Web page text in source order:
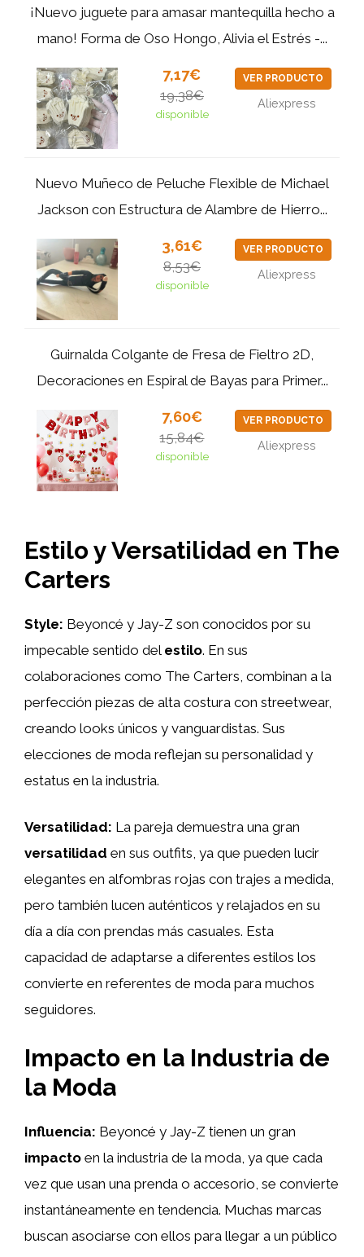
¡Nuevo juguete para amasar mantequilla hecho a
mano! Forma de Oso Hongo, Alivia el Estrés -...
7,17€
19,38€
disponible
VER PRODUCTO
Aliexpress
Nuevo Muñeco de Peluche Flexible de Michael
Jackson con Estructura de Alambre de Hierro...
3,61€
8,53€
disponible
VER PRODUCTO
Aliexpress
Guirnalda Colgante de Fresa de Fieltro 2D,
Decoraciones en Espiral de Bayas para Primer...
7,60€
15,84€
disponible
VER PRODUCTO
Aliexpress
Estilo y Versatilidad en The
Carters
Style: Beyoncé y Jay-Z son conocidos por su
impecable sentido del estilo. En sus
colaboraciones como The Carters, combinan a la
perfección piezas de alta costura con streetwear,
creando looks únicos y vanguardistas. Sus
elecciones de moda reflejan su personalidad y
estatus en la industria.
Versatilidad: La pareja demuestra una gran
versatilidad en sus outfits, ya que pueden lucir
elegantes en alfombras rojas con trajes a medida,
pero también lucen auténticos y relajados en su
día a día con prendas más casuales. Esta
capacidad de adaptarse a diferentes estilos los
convierte en referentes de moda para muchos
seguidores.
Impacto en la Industria de
la Moda
Influencia: Beyoncé y Jay-Z tienen un gran
impacto en la industria de la moda, ya que cada
vez que usan una prenda o accesorio, se convierte
instantáneamente en tendencia. Muchas marcas
buscan asociarse con ellos para llegar a un público